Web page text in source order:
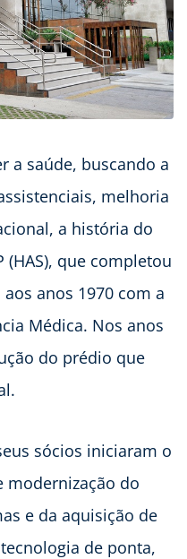
a saúde, buscando a
melhoria
a história do
(HAS), que completou
anos 1970 com a
Médica. Nos anos
do prédio que
sócios iniciaram o
modernização do
e da aquisição de
de ponta,